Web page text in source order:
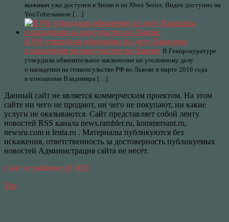
выживач уже доступен в Steam и на Xbox Series. Видео доступно на
YouTube-канале […]
В РФ утвердили обвинение по делу Парасюка
о нападении на консульство во Львове В Генпрокуратуре
утвердили обвинительное заключение по уголовному делу
о нападении на генконсульство РФ во Львове в марте 2016 года
в отношении Владимира […]
Данный сайт не является коммерческим проектом. На этом
сайте ни чего не продают, ни чего не покупают, ни какие
услуги не оказываются. Сайт представляет собой ленту
новостей RSS канала news.rambler.ru, kommersant.ru,
newsru.com и lenta.ru . Материалы публикуются без
искажения, ответственность за достоверность публикуемых
новостей Администрация сайта не несёт.
Сайт от psikhoter @ 2023
Top